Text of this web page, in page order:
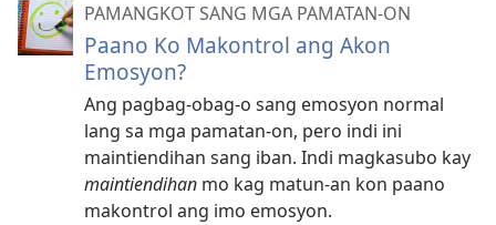
PAMANGKOT SANG MGA PAMATAN-ON
Paano Ko Makontrol ang Akon
Emosyon?
Ang pagbag-obag-o sang emosyon normal
lang sa mga pamatan-on, pero indi ini
maintiendihan sang iban. Indi magkasubo kay
maintiendihan mo kag matun-an kon paano
makontrol ang imo emosyon.